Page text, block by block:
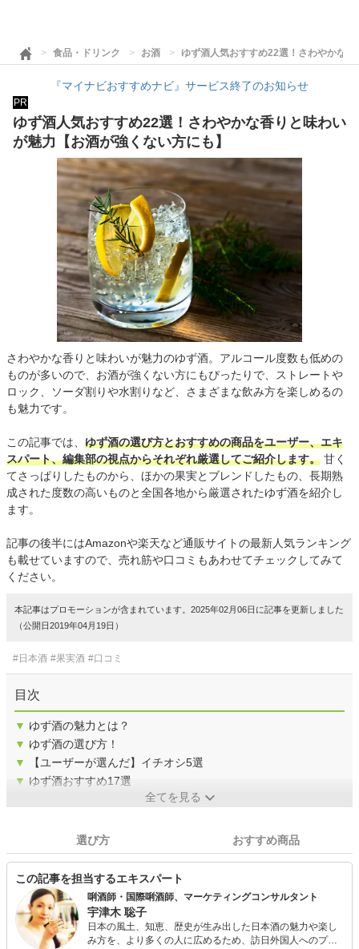
食品・ドリンク お酒 ゆず酒人気おすすめ22選！さわやかな
『マイナビおすすめナビ』サービス終了のお知らせ
PR
ゆず酒人気おすすめ22選！さわやかな香りと味わい
が魅力【お酒が強くない方にも】
さわやかな香りと味わいが魅力のゆず酒。アルコール度数も低めの
ものが多いので、お酒が強くない方にもぴったりで、ストレートや
ロック、ソーダ割りや水割りなど、さまざまな飲み方を楽しめるの
も魅力です。
この記事では、 ゆず酒の選び方とおすすめの商品をユーザー、エキ
スパート、編集部の視点からそれぞれ厳選してご紹介します。 甘く
てさっぱりしたものから、ほかの果実とブレンドしたもの、長期熟
成された度数の高いものと全国各地から厳選されたゆず酒を紹介し
ます。
記事の後半にはAmazonや楽天など通販サイトの最新人気ランキング
も載せていますので、売れ筋や口コミもあわせてチェックしてみて
ください。
本記事はプロモーションが含まれています。2025年02月06日に記事を更新しました
（公開日2019年04月19日）
#日本酒 #果実酒 #口コミ
目次
▼ ゆず酒の魅力とは？
▼ ゆず酒の選び方！
▼
【ユーザーが選んだ】イチオシ5選
▼ ゆず酒おすすめ17選
全てを見る
選び方 おすすめ商品
この記事を担当するエキスパート
唎酒師・国際唎酒師、マーケティングコンサルタント
宇津木 聡子
日本の風土、知恵、歴史が生み出した日本酒の魅力や楽し
み方を、より多くの人に広めるため、訪日外国人へのプラ